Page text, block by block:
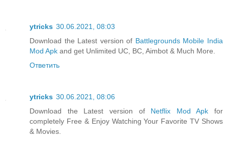
ytricks 30.06.2021, 08:03
Download the Latest version of Battlegrounds Mobile India
Mod Apk and get Unlimited UC, BC, Aimbot & Much More.
Ответить
ytricks 30.06.2021, 08:06
Download the Latest version of Netflix Mod Apk for
completely Free & Enjoy Watching Your Favorite TV Shows
& Movies.